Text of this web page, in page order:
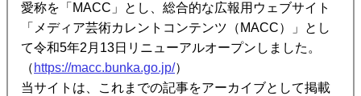
愛称を「MACC」とし、総合的な広報用ウェブサイト
「メディア芸術カレントコンテンツ（MACC）」とし
て令和5年2月13日リニューアルオープンしました。
（ https://macc.bunka.go.jp/）
当サイトは、これまでの記事をアーカイブとして掲載